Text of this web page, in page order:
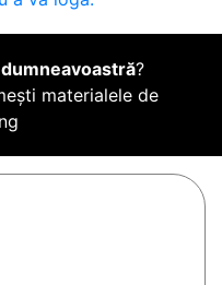
?
materialele de